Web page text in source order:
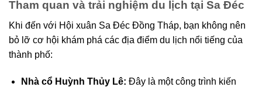
Tham quan và trải nghiệm du lịch tại Sa Đéc
Khi đến với Hội xuân Sa Đéc Đồng Tháp, bạn không nên
bỏ lỡ cơ hội khám phá các địa điểm du lịch nổi tiếng của
thành phố:
Nhà cổ Huỳnh Thủy Lê: Đây là một công trình kiến